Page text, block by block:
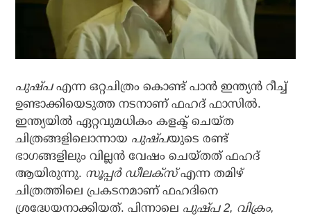
പുഷ്പഎന്ന ഒറ്റചിത്രം കൊണ്ട് പാന്‍ ഇന്ത്യന്‍ റീച്ച്
ഉണ്ടാക്കിയെടുത്ത നടനാണ് ഫഹദ് ഫാസില്‍.
ഇന്ത്യയില്‍ ഏറ്റവുമധികം കളക്ട് ചെയ്ത
ചിത്രങ്ങളിലൊന്നായ പുഷ്പയുടെ രണ്ട്
ഭാഗങ്ങളിലും വില്ലന്‍ വേഷം ചെയ്തത് ഫഹദ്
ആയിരുന്നു. സൂപ്പര്‍ ഡീലക്‌സ്എന്ന തമിഴ്
ചിത്രത്തിലെ പ്രകടനമാണ് ഫഹദിനെ
ശ്രദ്ധേയനാക്കിയത്. പിന്നാലെ പുഷ്പ 2, വിക്രം,